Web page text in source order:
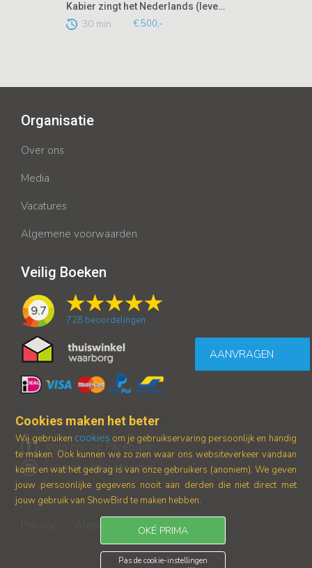
Kabier zingt het Nederlands (levens)lied
30 min € 500,-
AANVRAGEN
Organisatie
Over ons
Media
Vacatures
Algemene voorwaarden
Veilig Boeken
9.7
728 beoordelingen
© 2017-2026 Showbird B.V.
Algemene voorwaarden
Volg ons op Facebook
Volg ons op Instagram
Cookies maken het beter
Wij gebruiken cookies om je gebruikservaring persoonlijk en handig
te maken. Ook kunnen we zo zien waar ons websiteverkeer vandaan
komt en wat het gedrag is van onze gebruikers (anoniem). We geven
jouw persoonlijke gegevens nooit aan derden die niet direct met
jouw gebruik van ShowBird te maken hebben.
OKÉ PRIMA
Pas de cookie-instellingen